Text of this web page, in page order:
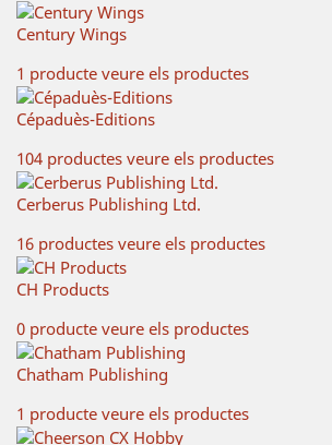
Century Wings
1 producte veure els productes
Cépaduès-Editions
104 productes veure els productes
Cerberus Publishing Ltd.
16 productes veure els productes
CH Products
0 producte veure els productes
Chatham Publishing
1 producte veure els productes